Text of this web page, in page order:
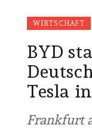
WIRTSCHAFT
BYD
Tesla
Frankfurt